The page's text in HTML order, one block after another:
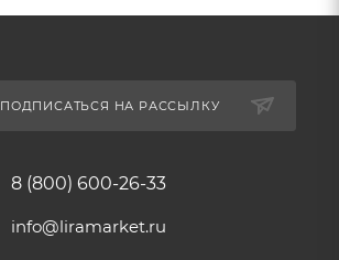
ПОДПИСАТЬСЯ НА РАССЫЛКУ
8 (800) 600-26-33
info@liramarket.ru